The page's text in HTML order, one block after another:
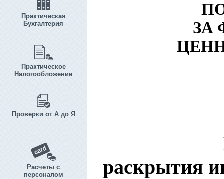
Практическая
Бухгалтерия
Практическое
Налогообложение
Проверки от А до Я
Расчеты с
персоналом
ЗА
раскрытия